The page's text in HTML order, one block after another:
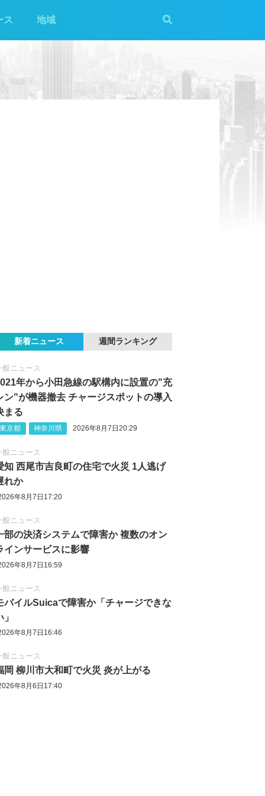
ス 地域
新着ニュース 週間ランキング
般ニュース
年から小田急線の駅構内に設置の"充
ン"が機器撤去 チャージスポットの導入
まる
東京都 神奈川県 2026年8月7日20:29
般ニュース
知 西尾市吉良町の住宅で火災 1人逃げ
れか
年8月7日17:20
般ニュース
部の決済システムで障害か 複数のオン
インサービスに影響
年8月7日16:59
般ニュース
バイルSuicaで障害か「チャージできな
」
年8月7日16:46
般ニュース
岡 柳川市大和町で火災 炎が上がる
年8月6日17:40